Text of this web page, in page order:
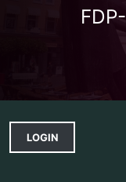
LOGIN